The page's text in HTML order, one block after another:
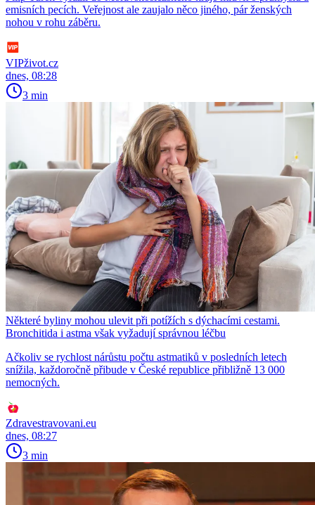
emisních pecích. Veřejnost ale zaujalo něco jiného, pár ženských
nohou v rohu záběru.
VIPživot.cz
dnes, 08:28
3 min
Některé byliny mohou ulevit při potížích s dýchacími cestami.
Bronchitida i astma však vyžadují správnou léčbu
Ačkoliv se rychlost nárůstu počtu astmatiků v posledních letech
snížila, každoročně přibude v České republice přibližně 13 000
nemocných.
Zdravestravovani.eu
dnes, 08:27
3 min